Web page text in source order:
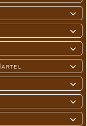






